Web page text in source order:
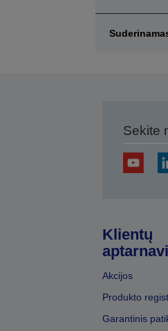
Sekite
Klientų
Akcijos
Produkto
Garantinis